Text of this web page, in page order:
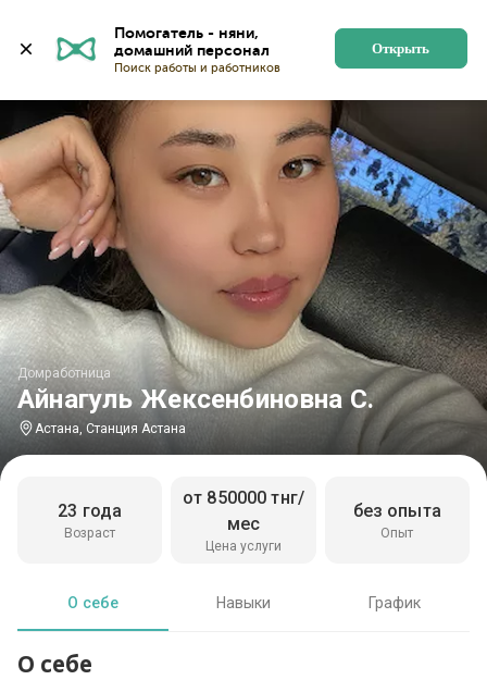
Помогатель - няни,
Поиск работы и работников
Открыть
Айнагуль Жексенбиновна С.
Домработница
Астана, Станция Астана
Возраст
23 года
Цена услуги
от 850000 тнг/
мес
Опыт
без опыта
О себе Навыки График
О себе